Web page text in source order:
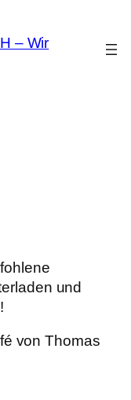
und
von Thomas